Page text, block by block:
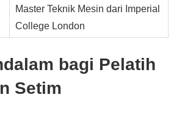
Master Teknik Mesin dari Imperial
College London
bagi Pelatih
Setim